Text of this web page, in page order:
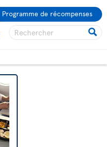
Programme de récompenses